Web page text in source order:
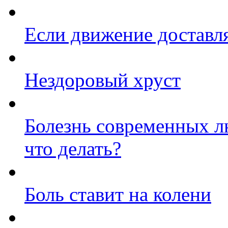
Если движение
Нездоровый хруст
Болезнь современных
что делать?
Боль ставит на колени